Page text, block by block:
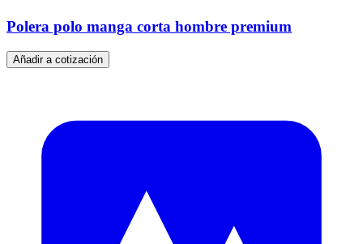
Polera polo manga corta hombre premium
Añadir a cotización